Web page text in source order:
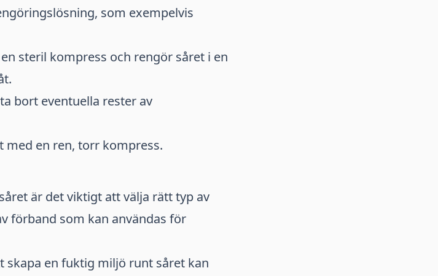
som exempelvis
steril kompress och rengör såret i en
bort eventuella rester av
en ren, torr kompress.
är det viktigt att välja rätt typ av
förband som kan användas för
skapa en fuktig miljö runt såret kan